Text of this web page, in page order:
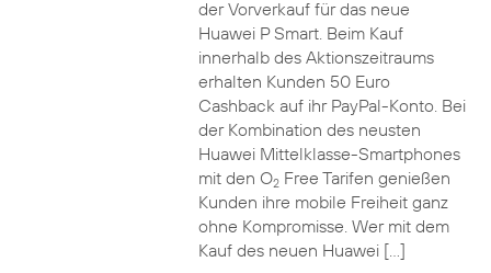
der Vorverkauf für das neue
Huawei P Smart. Beim Kauf
innerhalb des Aktionszeitraums
erhalten Kunden 50 Euro
Cashback auf ihr PayPal-Konto. Bei
der Kombination des neusten
Huawei Mittelklasse-Smartphones
mit den O2Free Tarifen genießen
Kunden ihre mobile Freiheit ganz
ohne Kompromisse. Wer mit dem
Kauf des neuen Huawei […]